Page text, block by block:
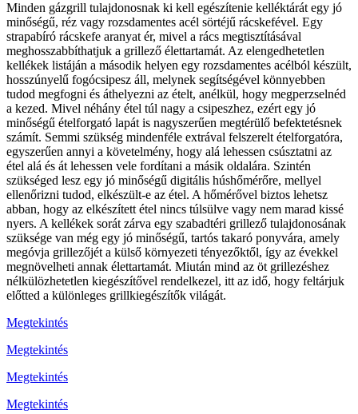
Minden gázgrill tulajdonosnak ki kell egészítenie kelléktárát egy jó
minőségű, réz vagy rozsdamentes acél sörtéjű rácskefével. Egy
strapabíró rácskefe aranyat ér, mivel a rács megtisztításával
meghosszabbíthatjuk a grillező élettartamát. Az elengedhetetlen
kellékek listáján a második helyen egy rozsdamentes acélból készült,
hosszúnyelű fogócsipesz áll, melynek segítségével könnyebben
tudod megfogni és áthelyezni az ételt, anélkül, hogy megperzselnéd
a kezed. Mivel néhány étel túl nagy a csipeszhez, ezért egy jó
minőségű ételforgató lapát is nagyszerűen megtérülő befektetésnek
számít. Semmi szükség mindenféle extrával felszerelt ételforgatóra,
egyszerűen annyi a követelmény, hogy alá lehessen csúsztatni az
étel alá és át lehessen vele fordítani a másik oldalára. Szintén
szükséged lesz egy jó minőségű digitális húshőmérőre, mellyel
ellenőrizni tudod, elkészült-e az étel. A hőmérővel biztos lehetsz
abban, hogy az elkészített étel nincs túlsülve vagy nem marad kissé
nyers. A kellékek sorát zárva egy szabadtéri grillező tulajdonosának
szüksége van még egy jó minőségű, tartós takaró ponyvára, amely
megóvja grillezőjét a külső környezeti tényezőktől, így az évekkel
megnövelheti annak élettartamát. Miután mind az öt grillezéshez
nélkülözhetetlen kiegészítővel rendelkezel, itt az idő, hogy feltárjuk
előtted a különleges grillkiegészítők világát.
Megtekintés
Megtekintés
Megtekintés
Megtekintés